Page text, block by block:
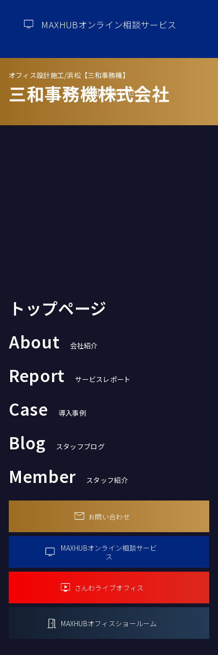
MAXHUBオンライン相談サービス
お問い合わせ
オフィス設計施工/浜松【三和事務機】
三和事務機株式会社
トップページ
About
会社紹介
Report サービスレポート
Case 導入事例
Blog スタッフブログ
Member スタッフ紹介
お問い合わせ
MAXHUBオンライン相談サービ
ス
さんわライブオフィス
MAXHUBオフィス ショールーム